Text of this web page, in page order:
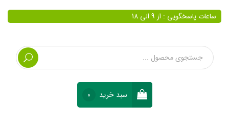
ساعات پاسخگویی : از 9 الی 18
سبد خرید 0